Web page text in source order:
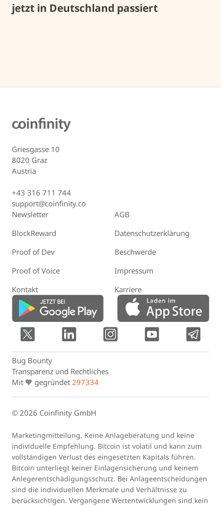
jetzt in Deutschland passiert
Griesgasse 10
8020 Graz
Austria
+43 316 711 744
support@coinfinity.co
Newsletter
AGB
BlockReward
Datenschutzerklärung
Proof of Dev
Beschwerde
Proof of Voice
Impressum
Kontakt
Karriere
Bug Bounty
Transparenz und Rechtliches
Mit 🧡 gegründet 297334
© 2026 Coinfinity GmbH
Marketingmitteilung. Keine Anlageberatung und keine
individuelle Empfehlung. Bitcoin ist volatil und kann zum
vollständigen Verlust des eingesetzten Kapitals führen.
Bitcoin unterliegt keiner Einlagensicherung und keinem
Anlegerentschädigungsschutz. Bei Anlageentscheidungen
sind die individuellen Merkmale und Verhältnisse zu
berücksichtigen. Vergangene Wertentwicklungen sind kein